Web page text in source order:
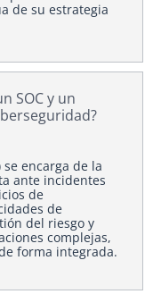
de su estrategia
SOC y un
se encarga de la
ante incidentes
de
de
del riesgo y
complejas,
forma integrada.